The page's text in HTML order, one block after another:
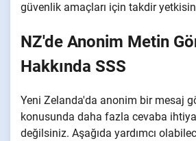
güvenlik amaçları için takdir
NZ'de Anonim Metin
Hakkında SSS
Yeni Zelanda'da anonim bir mesaj
konusunda daha fazla cevaba
değilsiniz. Aşağıda yardımcı